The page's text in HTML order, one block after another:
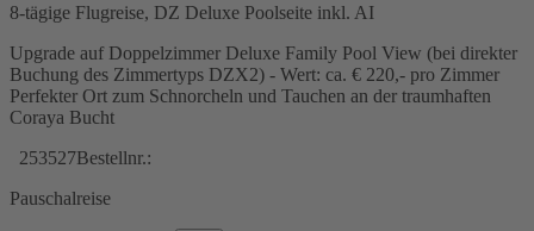
8-tägige Flugreise, DZ Deluxe Poolseite inkl. AI
Upgrade auf Doppelzimmer Deluxe Family Pool View (bei direkter
Buchung des Zimmertyps DZX2) - Wert: ca. € 220,- pro Zimmer
Perfekter Ort zum Schnorcheln und Tauchen an der traumhaften
Coraya Bucht
253527Bestellnr.:
Pauschalreise